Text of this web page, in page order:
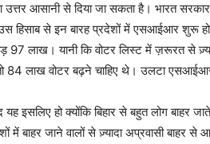
आसानी से दिया जा सकता है। भारत
हिसाब से इन बारह प्रदेशों में एसआईआर शुरू
97 लाख। यानी कि वोटर लिस्ट में ज़रूरत से
84 लाख वोटर बढ़ने चाहिए थे। उलटा
इसलिए हो क्योंकि बिहार से बहुत लोग बाहर
में बाहर जाने वालों से ज़्यादा अप्रवासी बाहर